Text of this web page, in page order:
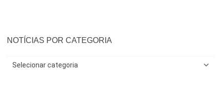
NOTÍCIAS POR CATEGORIA